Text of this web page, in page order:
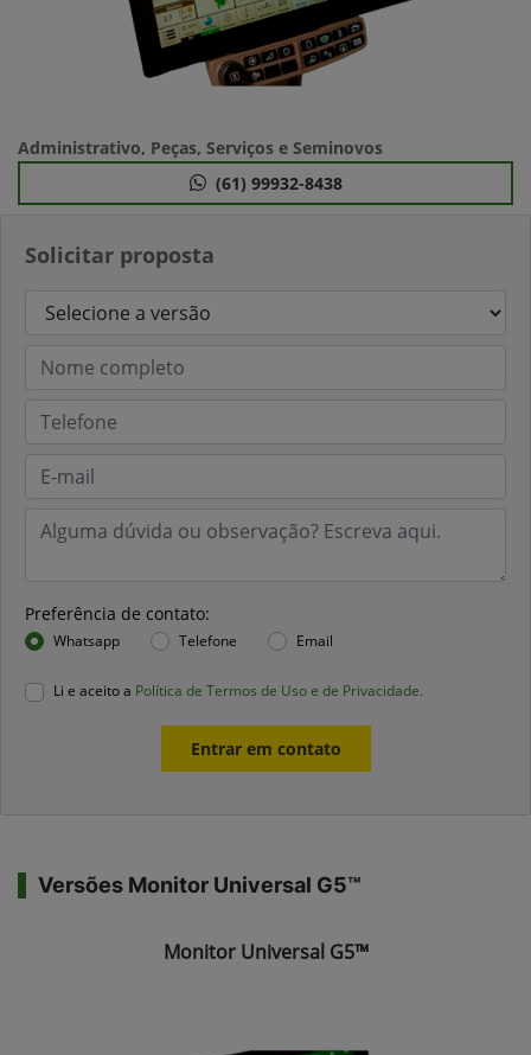
Solicitar proposta
Preferência de contato:
Whatsapp Telefone Email
Li e aceito a Política de Termos de Uso e de Privacidade.
Entrar em contato
Administrativo, Peças, Serviços e Seminovos
(61) 99932-8438
Versões Monitor Universal G5™
Monitor Universal G5™